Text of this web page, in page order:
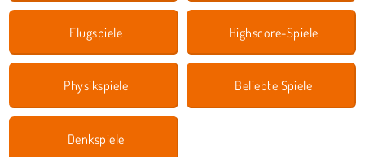
Flugspiele Highscore-Spiele
Physikspiele Beliebte Spiele
Denkspiele